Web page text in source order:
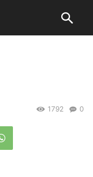
0
1792